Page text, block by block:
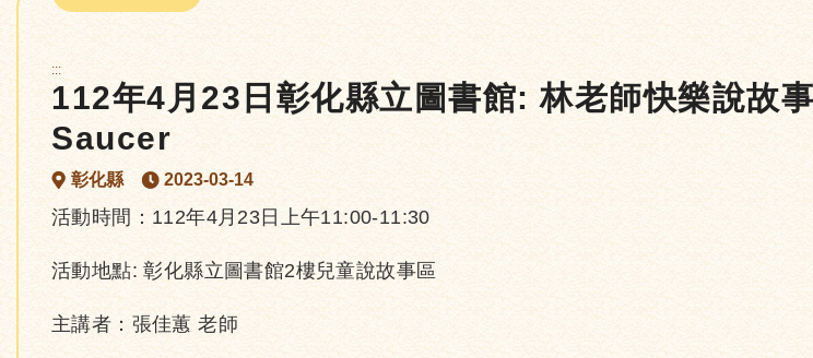
:::
112年4月23日彰化縣立圖書館: 林老師快樂說
Saucer
彰化縣 2023-03-14
活動時間：112年4月23日上午11:00-11:30
活動地點: 彰化縣立圖書館2樓兒童說故事區
主講者：張佳蕙 老師